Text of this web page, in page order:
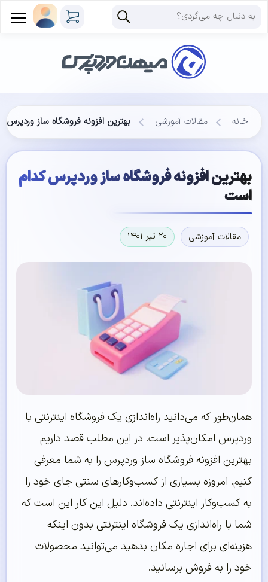
خانه مقالات آموزشی بهترین افزونه فروشگاه ساز
بهترین افزونه فروشگاه ساز وردپرس کدام
است
مقالات آموزشی ۲۰ تیر ۱۴۰۱
همان‌طور که می‌دانید راه‌اندازی یک فروشگاه اینترنتی با
وردپرس امکان‌پذیر است. در این مطلب قصد داریم
بهترین افزونه فروشگاه ساز وردپرس را به شما معرفی
کنیم. امروزه بسیاری از کسب‌وکارهای سنتی جای خود را
به کسب‌وکار اینترنتی داده‌اند. دلیل این کار این است که
شما با راه‌اندازی یک فروشگاه اینترنتی بدون اینکه
هزینه‌ای برای اجاره مکان بدهید می‌توانید محصولات
خود را به فروش برسانید.